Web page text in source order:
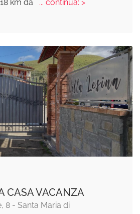
km da
... continua: >
CASA VACANZA
8 - Santa Maria di